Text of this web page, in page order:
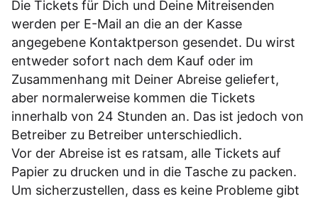
Die Tickets für Dich und Deine Mitreisenden
werden per E-Mail an die an der Kasse
angegebene Kontaktperson gesendet. Du wirst
entweder sofort nach dem Kauf oder im
Zusammenhang mit Deiner Abreise geliefert,
aber normalerweise kommen die Tickets
innerhalb von 24 Stunden an. Das ist jedoch von
Betreiber zu Betreiber unterschiedlich.
Vor der Abreise ist es ratsam, alle Tickets auf
Papier zu drucken und in die Tasche zu packen.
Um sicherzustellen, dass es keine Probleme gibt